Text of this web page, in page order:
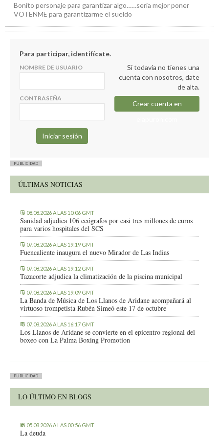
Es,lo que tiene pontificar con dinero público desde la Calle Real
tomando el café, y viendo las desaladoras en el horizonte.
Bonito personaje para garantizar algo……sería mejor poner
VOTENME para garantizarme el sueldo
Para participar, identifícate.
NOMBRE DE USUARIO
CONTRASEÑA
Si todavía no tienes una
cuenta con nosotros, date
de alta.
Crear cuenta en
PUBLICIDAD
ÚLTIMAS NOTICIAS
08.08.2026 A LAS 10:06 GMT
Sanidad adjudica 106 ecógrafos por casi tres millones de euros
para varios hospitales del SCS
07.08.2026 A LAS 19:19 GMT
Fuencaliente inaugura el nuevo Mirador de Las Indias
07.08.2026 A LAS 19:12 GMT
Tazacorte adjudica la climatización de la piscina municipal
07.08.2026 A LAS 19:09 GMT
La Banda de Música de Los Llanos de Aridane acompañará al
virtuoso trompetista Rubén Simeó este 17 de octubre
07.08.2026 A LAS 16:17 GMT
Los Llanos de Aridane se convierte en el epicentro regional del
boxeo con La Palma Boxing Promotion
PUBLICIDAD
LO ÚLTIMO EN BLOGS
05.08.2026 A LAS 00:56 GMT
La deuda